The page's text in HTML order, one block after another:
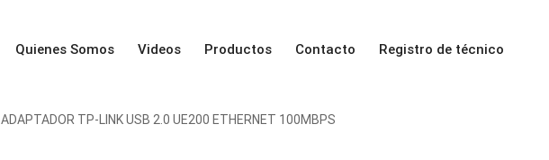
Quienes Somos Videos Productos Contacto Registro de técnico
ADAPTADOR TP-LINK USB 2.0 UE200 ETHERNET 100MBPS